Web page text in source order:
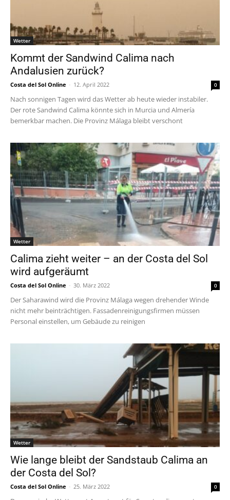
Wetter
Kommt der Sandwind Calima nach
Andalusien zurück?
Costa del Sol Online - 12. April 2022 0
Nach sonnigen Tagen wird das Wetter ab heute wieder instabiler.
Der rote Sandwind Calima könnte sich in Murcia und Almería
bemerkbar machen. Die Provinz Málaga bleibt verschont
Wetter
Calima zieht weiter – an der Costa del Sol
wird aufgeräumt
Costa del Sol Online - 30. März 2022 0
Der Saharawind wird die Provinz Málaga wegen drehender Winde
nicht mehr beinträchtigen. Fassadenreinigungsfirmen müssen
Personal einstellen, um Gebäude zu reinigen
Wetter
Wie lange bleibt der Sandstaub Calima an
der Costa del Sol?
Costa del Sol Online - 25. März 2022 0